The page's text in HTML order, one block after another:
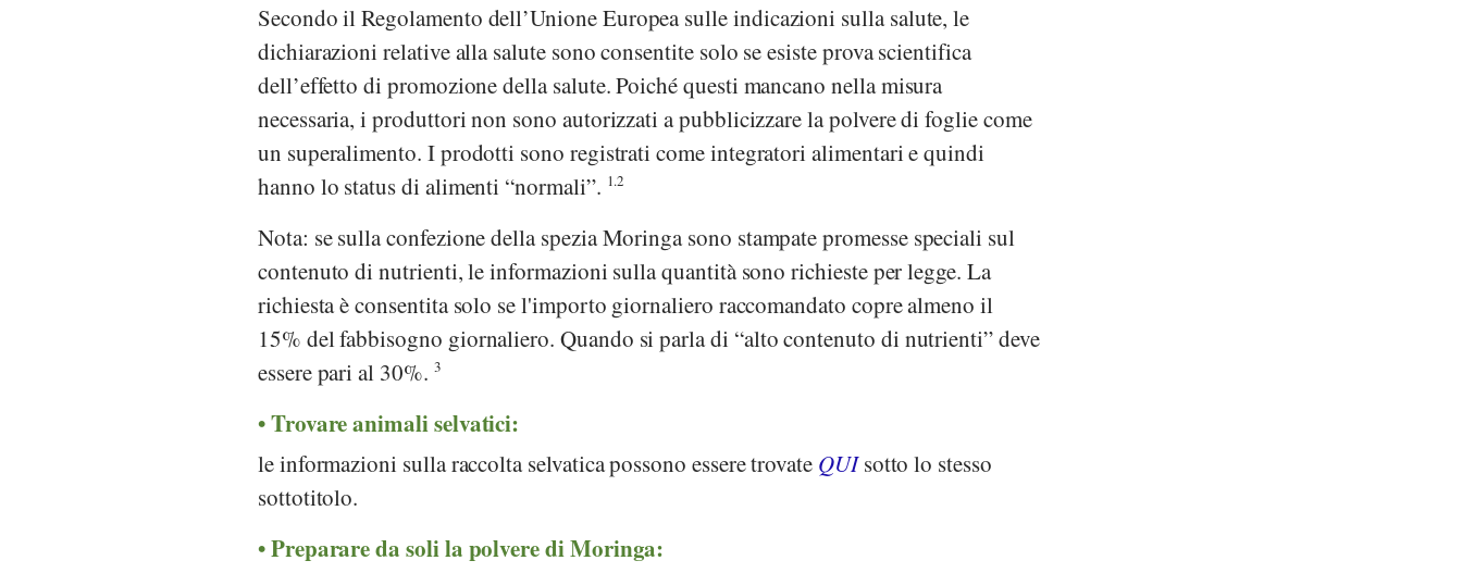
Secondo ilRegolamento dell’Unione Europeasulle indicazioni sulla salute, le
dichiarazioni relative alla salute sono consentite solo se esiste prova scientifica
dell’effetto di promozione della salute. Poiché questi mancano nella misura
necessaria, i produttori non sono autorizzati a pubblicizzare la polvere di foglie come
un superalimento. I prodotti sono registrati come integratori alimentari e quindi
hanno lo status di alimenti “normali”. 1.2
Nota: se sulla confezione della spezia Moringa sono stampate promesse speciali sul
contenuto di nutrienti, le informazioni sulla quantità sono richieste per legge. La
richiesta è consentita solo se l'importo giornaliero raccomandato copre almeno il
15% del fabbisogno giornaliero. Quando si parla di “alto contenuto di nutrienti” deve
essere pari al 30%. 3
Trovare animali selvatici:
le informazioni sulla raccolta selvatica possono essere trovate QUIsotto lo stesso
sottotitolo.
Preparare da soli la polvere di Moringa: